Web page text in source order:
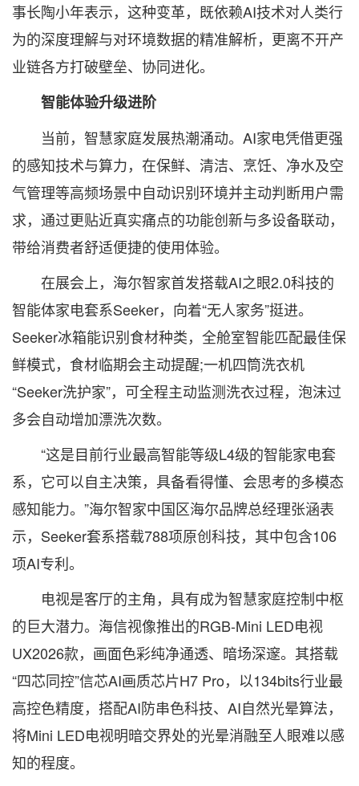
事长陶小年表示，这种变革，既依赖AI技术对人类行
为的深度理解与对环境数据的精准解析，更离不开产
业链各方打破壁垒、协同进化。
智能体验升级进阶
当前，智慧家庭发展热潮涌动。AI家电凭借更强
的感知技术与算力，在保鲜、清洁、烹饪、净水及空
气管理等高频场景中自动识别环境并主动判断用户需
求，通过更贴近真实痛点的功能创新与多设备联动，
带给消费者舒适便捷的使用体验。
在展会上，海尔智家首发搭载AI之眼2.0科技的
智能体家电套系Seeker，向着“无人家务”挺进。
Seeker冰箱能识别食材种类，全舱室智能匹配最佳保
鲜模式，食材临期会主动提醒;一机四筒洗衣机
“Seeker洗护家”，可全程主动监测洗衣过程，泡沫过
多会自动增加漂洗次数。
“这是目前行业最高智能等级L4级的智能家电套
系，它可以自主决策，具备看得懂、会思考的多模态
感知能力。”海尔智家中国区海尔品牌总经理张涵表
示，Seeker套系搭载788项原创科技，其中包含106
项AI专利。
电视是客厅的主角，具有成为智慧家庭控制中枢
的巨大潜力。海信视像推出的RGB-Mini LED电视
UX2026款，画面色彩纯净通透、暗场深邃。其搭载
“四芯同控”信芯AI画质芯片H7 Pro，以134bits行业最
高控色精度，搭配AI防串色科技、AI自然光晕算法，
将Mini LED电视明暗交界处的光晕消融至人眼难以感
知的程度。